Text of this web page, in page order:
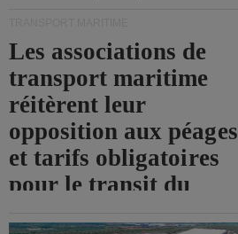
Les associations de
transport maritime
réitèrent leur
opposition aux péages
et tarifs obligatoires
pour le transit du